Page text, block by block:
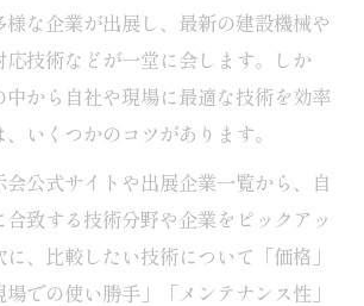
な企業が出展し、最新の建設機械や
技術などが一堂に会します。しか
中から自社や現場に最適な技術を効率
いくつかのコツがあります。
会公式サイトや出展企業一覧から、自
致する技術分野や企業をピックアッ
、比較したい技術について「価格」
場での使い勝手」「メンテナンス性」